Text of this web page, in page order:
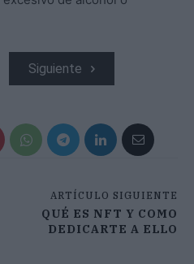
Siguiente
ARTÍCULO SIGUIENTE
QUÉ ES NFT Y COMO
DEDICARTE A ELLO